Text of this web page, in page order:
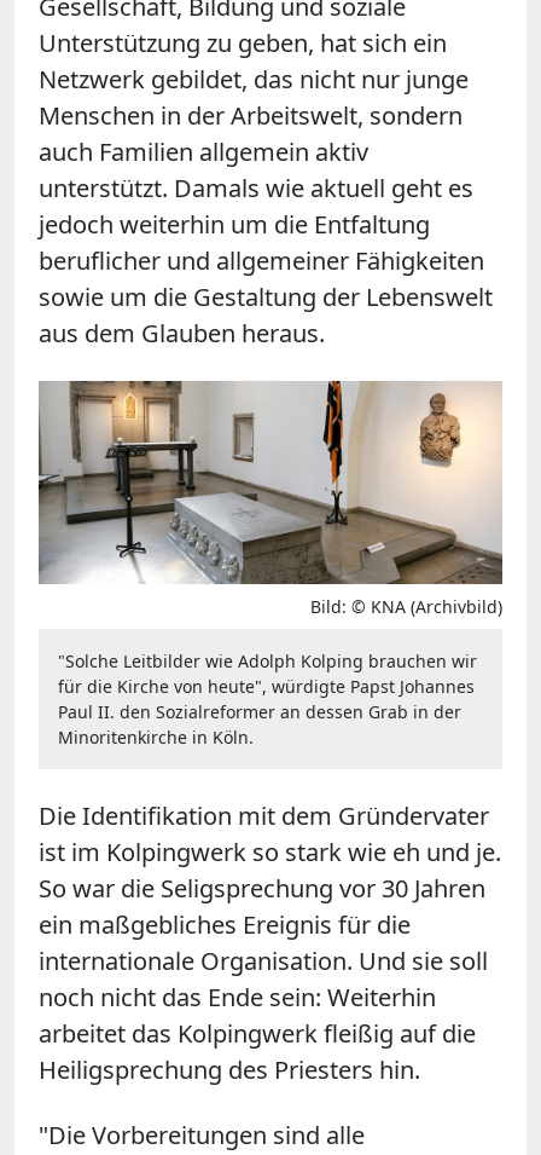
Unterstützung zu geben, hat sich ein
Netzwerk gebildet, das nicht nur junge
Menschen in der Arbeitswelt, sondern
auch Familien allgemein aktiv
unterstützt. Damals wie aktuell geht es
jedoch weiterhin um die Entfaltung
beruflicher und allgemeiner Fähigkeiten
sowie um die Gestaltung der Lebenswelt
aus dem Glauben heraus.
Bild: © KNA (Archivbild)
"Solche Leitbilder wie Adolph Kolping brauchen wir
für die Kirche von heute", würdigte Papst Johannes
Paul II. den Sozialreformer an dessen Grab in der
Minoritenkirche in Köln.
Die Identifikation mit dem Gründervater
ist im Kolpingwerk so stark wie eh und je.
So war die Seligsprechung vor 30 Jahren
ein maßgebliches Ereignis für die
internationale Organisation. Und sie soll
noch nicht das Ende sein: Weiterhin
arbeitet das Kolpingwerk fleißig auf die
Heiligsprechung des Priesters hin.
"Die Vorbereitungen sind alle